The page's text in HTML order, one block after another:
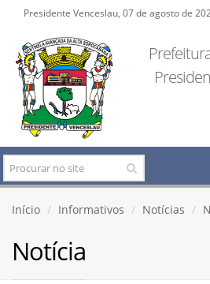
Presidente Venceslau, 07 de agosto de
Início Informativos Notícias
Notícia